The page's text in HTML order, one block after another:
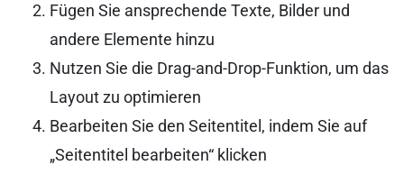
Fügen Sie ansprechende Texte, Bilder und
andere Elemente hinzu
Nutzen Sie die Drag-and-Drop-Funktion, um das
Layout zu optimieren
Bearbeiten Sie den Seitentitel, indem Sie auf
„Seitentitel bearbeiten“ klicken